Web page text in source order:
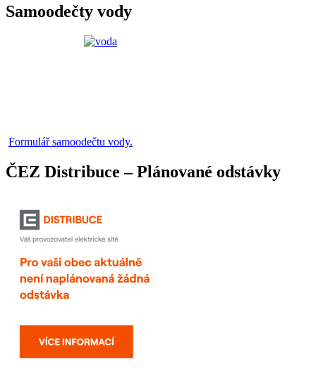
Samoodečty vody
Formulář samoodečtu vody.
ČEZ Distribuce – Plánované odstávky